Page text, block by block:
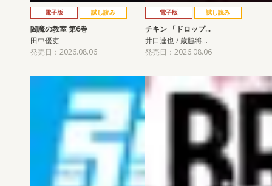
電子版 試し読み
閻魔の教室 第6巻
田中優吏
発売日：2026.08.06
電子版 試し読み
チキン 「ドロップ…
井口達也 / 歳脇将…
発売日：2026.08.06